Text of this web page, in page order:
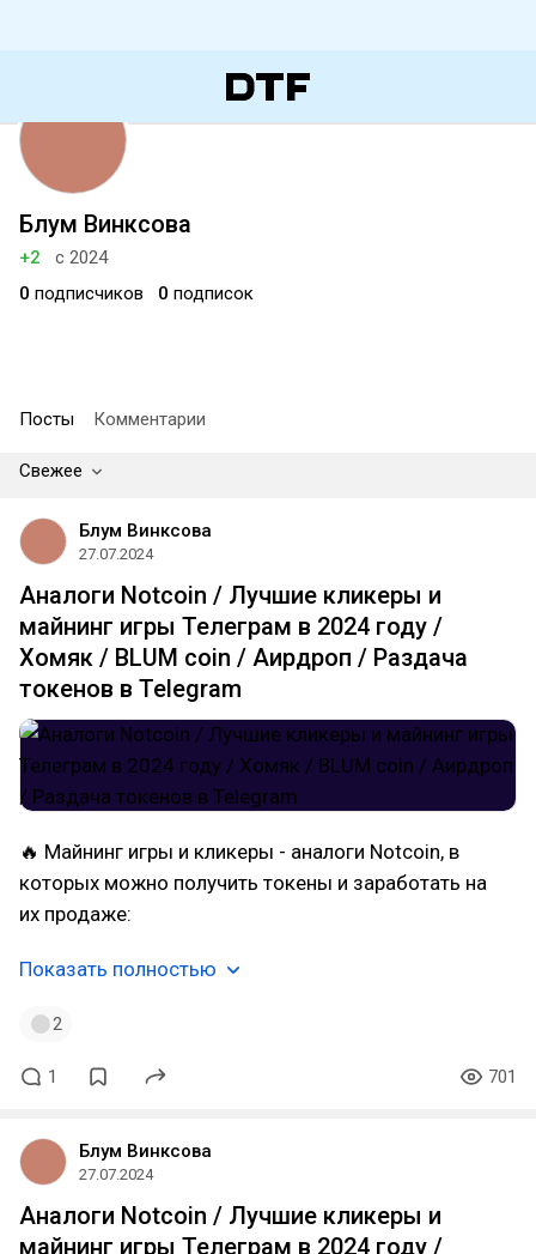
Блум Винксова
+2
с 2024
0 подписчиков 0 подписок
Посты Комментарии
Свежее
Блум Винксова
27.07.2024
Аналоги Notcoin / Лучшие кликеры и
майнинг игры Телеграм в 2024 году /
Хомяк / BLUM coin / Аирдроп / Раздача
токенов в Telegram
🔥 Майнинг игры и кликеры - аналоги Notcoin, в
которых можно получить токены и заработать на
их продаже:
Показать полностью
2
1 701
Блум Винксова
27.07.2024
Аналоги Notcoin / Лучшие кликеры и
майнинг игры Телеграм в 2024 году /